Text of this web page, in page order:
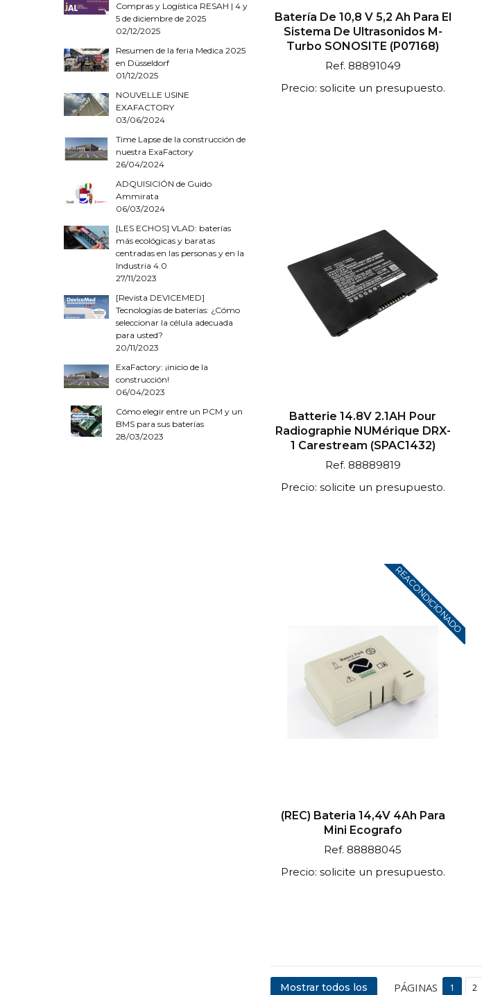
Compras y Logística RESAH | 4 y
5 de diciembre de 2025
02/12/2025
Resumen de la feria Medica 2025
en Düsseldorf
01/12/2025
NOUVELLE USINE
EXAFACTORY
03/06/2024
Time Lapse de la construcción de
nuestra ExaFactory
26/04/2024
ADQUISICIÓN de Guido
Ammirata
06/03/2024
[LES ECHOS] VLAD: baterías
más ecológicas y baratas
centradas en las personas y en la
Industria 4.0
27/11/2023
[Revista DEVICEMED]
Tecnologías de baterías: ¿Cómo
seleccionar la célula adecuada
para usted?
20/11/2023
ExaFactory: ¡inicio de la
construcción!
06/04/2023
Cómo elegir entre un PCM y un
BMS para sus baterías
28/03/2023
Batería De 10,8 V 5,2 Ah Para El
Sistema De Ultrasonidos M-
Turbo SONOSITE (P07168)
Ref. 88891049
Precio: solicite un presupuesto.
Batterie 14.8V 2.1AH Pour
Radiographie NUMérique DRX-
1 Carestream (SPAC1432)
Ref. 88889819
Precio: solicite un presupuesto.
REACONDICIONADO
(REC) Bateria 14,4V 4Ah Para
Mini Ecografo
Ref. 88888045
Precio: solicite un presupuesto.
Mostrar todos los PÁGINAS 1 2